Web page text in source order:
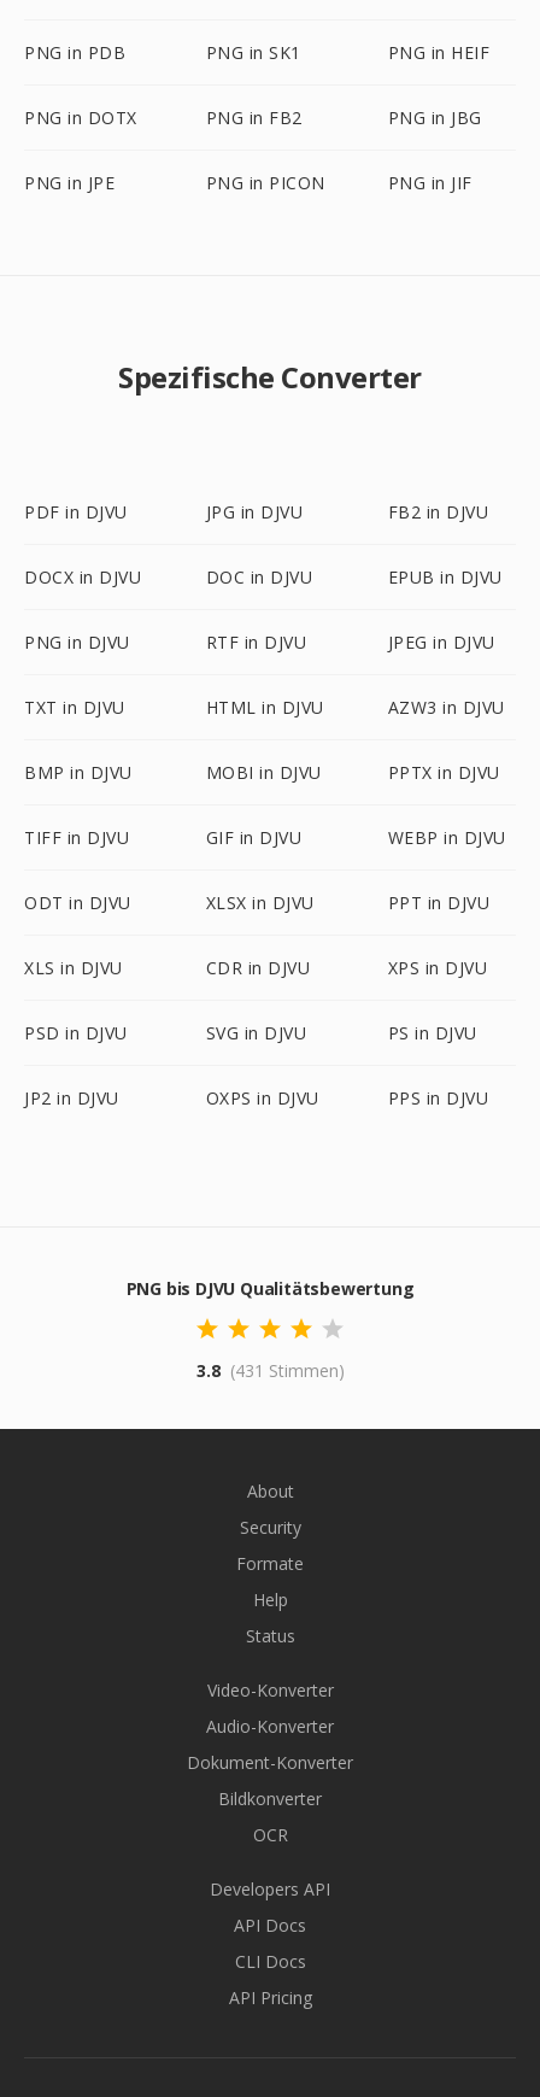
PNG in PDB PNG in SK1 PNG in HEIF
PNG in DOTX PNG in FB2 PNG in JBG
PNG in JPE PNG in PICON PNG in JIF
Spezifische Converter
PDF in DJVU JPG in DJVU FB2 in DJVU
DOCX in DJVU DOC in DJVU EPUB in DJVU
PNG in DJVU RTF in DJVU JPEG in DJVU
TXT in DJVU HTML in DJVU AZW3 in DJVU
BMP in DJVU MOBI in DJVU PPTX in DJVU
TIFF in DJVU GIF in DJVU WEBP in DJVU
ODT in DJVU XLSX in DJVU PPT in DJVU
XLS in DJVU CDR in DJVU XPS in DJVU
PSD in DJVU SVG in DJVU PS in DJVU
JP2 in DJVU OXPS in DJVU PPS in DJVU
PNG bis DJVU Qualitätsbewertung
3.8 (431 Stimmen)
About
Security
Formate
Help
Status
Video-Konverter
Audio-Konverter
Dokument-Konverter
Bildkonverter
OCR
Developers API
API Docs
CLI Docs
API Pricing